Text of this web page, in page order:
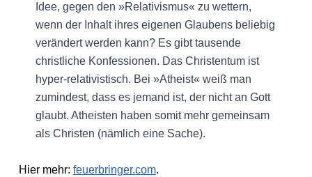
Idee, gegen den »Relativismus« zu wettern,
wenn der Inhalt ihres eigenen Glaubens beliebig
verändert werden kann? Es gibt tausende
christliche Konfessionen. Das Christentum ist
hyper-relativistisch. Bei »Atheist« weiß man
zumindest, dass es jemand ist, der nicht an Gott
glaubt. Atheisten haben somit mehr gemeinsam
als Christen (nämlich eine Sache).
Hier mehr: feuerbringer.com.